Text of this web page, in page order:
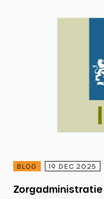
BLOG 19 DEC 2025